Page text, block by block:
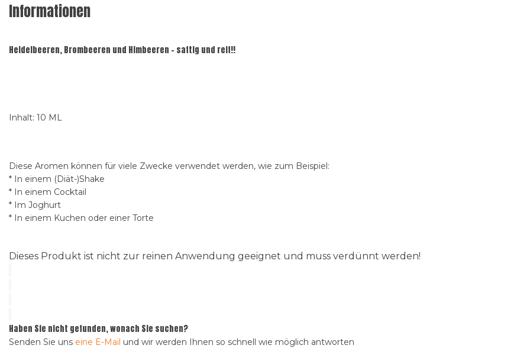
Informationen
Heidelbeeren, Brombeeren und Himbeeren - saftig und reif!!
Inhalt: 10 ML
Diese Aromen können für viele Zwecke verwendet werden, wie zum Beispiel:
* In einem (Diät-)Shake
* In einem Cocktail
* Im Joghurt
* In einem Kuchen oder einer Torte
Dieses Produkt ist nicht zur reinen Anwendung geeignet und muss verdünnt werden!
Haben Sie nicht gefunden, wonach Sie suchen?
Senden Sie uns eine E-Mail und wir werden Ihnen so schnell wie möglich antworten